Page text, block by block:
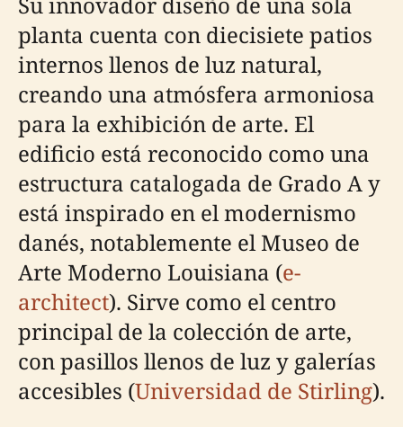
planta cuenta con diecisiete patios
internos llenos de luz natural,
creando una atmósfera armoniosa
para la exhibición de arte. El
edificio está reconocido como una
estructura catalogada de Grado A y
está inspirado en el modernismo
danés, notablemente el Museo de
Arte Moderno Louisiana (e-
architect). Sirve como el centro
principal de la colección de arte,
con pasillos llenos de luz y galerías
accesibles (Universidad de Stirling).